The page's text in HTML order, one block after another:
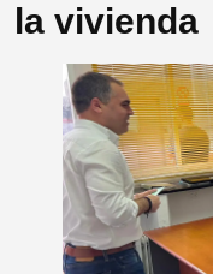
la vivienda